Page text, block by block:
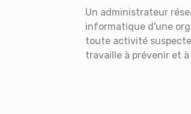
Un administrateur
informatique d'une
toute activité
travaille à prévenir et